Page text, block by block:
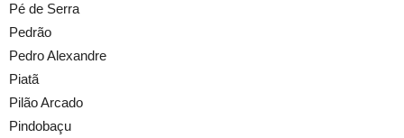
Pé de Serra
Pedrão
Pedro Alexandre
Piatã
Pilão Arcado
Pindobaçu